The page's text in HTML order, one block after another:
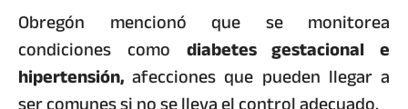
Obregón mencionó que se monitorea
condiciones como diabetes gestacional e
hipertensión,afecciones que pueden llegar a